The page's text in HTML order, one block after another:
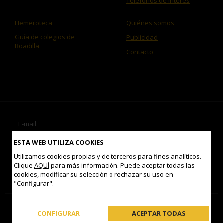
Hemeroteca
Guía de colegios de
Boadilla
Quiénes somos
Publicidad
Contacto
Acepto lascondiciones de uso
Aviso legal Política de Cookies
ESTA WEB UTILIZA COOKIES
Utilizamos cookies propias y de terceros para fines analíticos.
Clique AQUÍpara más información. Puede aceptar todas las
cookies, modificar su selección o rechazar su uso en
"Configurar".
CONFIGURAR ACEPTAR TODAS